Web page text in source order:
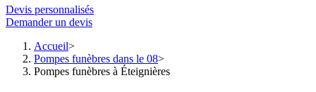
Devis personnalisés
Demander un devis
Accueil
Pompes funèbres dans le 08
Pompes funèbres à Éteignières